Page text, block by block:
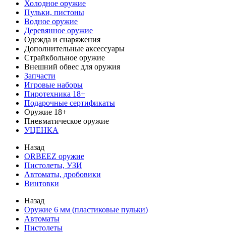
Холодное оружие
Пульки, пистоны
Водное оружие
Деревянное оружие
Одежда и снаряжения
Дополнительные аксессуары
Страйкбольное оружие
Внешний обвес для оружия
Запчасти
Игровые наборы
Пиротехника 18+
Подарочные сертификаты
Оружие 18+
Пневматическое оружие
УЦЕНКА
Назад
ORBEEZ оружие
Пистолеты, УЗИ
Автоматы, дробовики
Винтовки
Назад
Оружие 6 мм (пластиковые пульки)
Автоматы
Пистолеты